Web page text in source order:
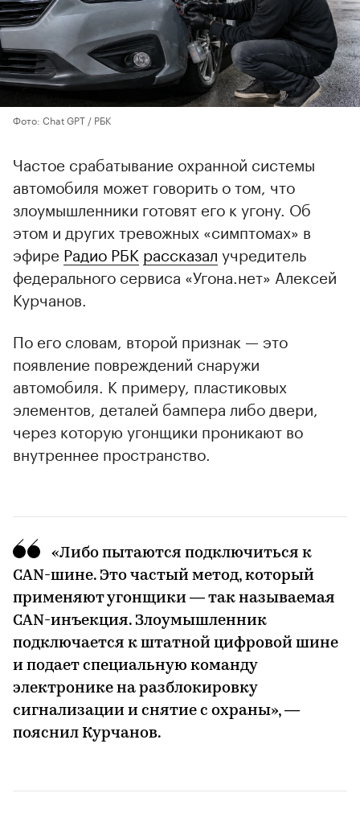
Фото: Chat GPT / РБК
Частое срабатывание охранной системы
автомобиля может говорить о том, что
злоумышленники готовят его к угону. Об
этом и других тревожных «симптомах» в
эфире Радио РБК рассказал учредитель
федерального сервиса «Угона.нет» Алексей
Курчанов.
По его словам, второй признак — это
появление повреждений снаружи
автомобиля. К примеру, пластиковых
элементов, деталей бампера либо двери,
через которую угонщики проникают во
внутреннее пространство.
«Либо пытаются подключиться к
CAN-шине. Это частый метод, который
применяют угонщики — так называемая
CAN-инъекция. Злоумышленник
подключается к штатной цифровой шине
и подает специальную команду
электронике на разблокировку
сигнализации и снятие с охраны», —
пояснил Курчанов.